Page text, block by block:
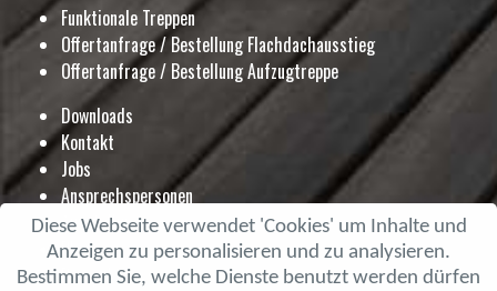
Funktionale Treppen
Offertanfrage / Bestellung Flachdachausstieg
Offertanfrage / Bestellung Aufzugtreppe
Downloads
Kontakt
Jobs
Ansprechspersonen
Ausstellung
Blog
Prospekte
Diese Webseite verwendet 'Cookies' um Inhalte und
Anzeigen zu personalisieren und zu analysieren.
Bestimmen Sie, welche Dienste benutzt werden dürfen